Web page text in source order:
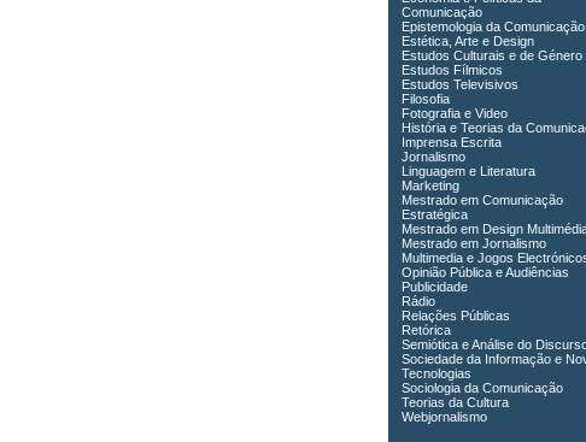
Comunicação
Epistemologia da Comunicação
Estética, Arte e Design
Estudos Culturais e de Género
Estudos Fílmicos
Estudos Televisivos
Filosofia
Fotografia e Video
História e Teorias da
Imprensa Escrita
Jornalismo
Linguagem e Literatura
Marketing
Mestrado em Comunicação
Estratégica
Mestrado em Design
Mestrado em Jornalismo
Multimedia e Jogos
Opinião Pública e Audiências
Publicidade
Rádio
Relações Públicas
Retórica
Semiótica e Análise do
Sociedade da Informação e
Tecnologias
Sociologia da Comunicação
Teorias da Cultura
Webjornalismo